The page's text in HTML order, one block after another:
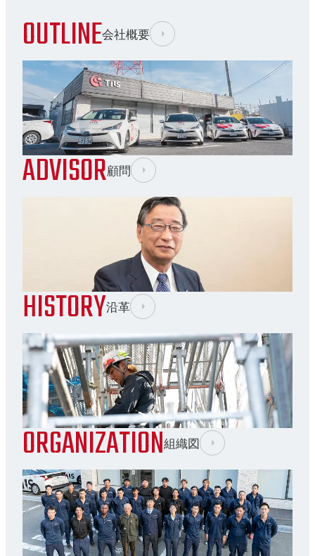
OUTLINE会社概要
ADVISOR顧問
HISTORY沿革
ORGANIZATION組織図